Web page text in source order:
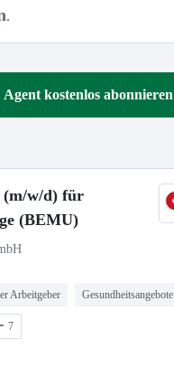
.
Agent kostenlos abonnieren
(m/w/d) für
(BEMU)
Arbeitgeber Gesundheitsangebote
7